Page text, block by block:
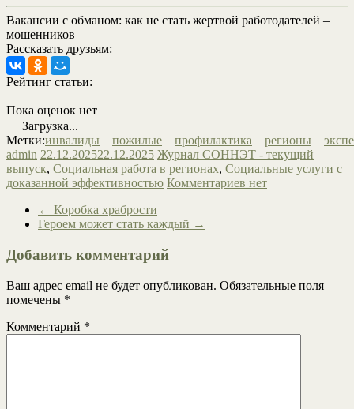
Вакансии с обманом: как не стать жертвой работодателей –
мошенников
Рассказать друзьям:
Рейтинг статьи:
Пока оценок нет
Загрузка...
Метки:инвалиды пожилые профилактика регионы
admin 22.12.202522.12.2025 Журнал СОННЭТ - текущий
выпуск, Социальная работа в регионах, Социальные услуги с
доказанной эффективностью Комментариев нет
← Коробка храбрости
Героем может стать каждый →
Добавить комментарий
Ваш адрес email не будет опубликован. Обязательные поля
помечены *
Комментарий *